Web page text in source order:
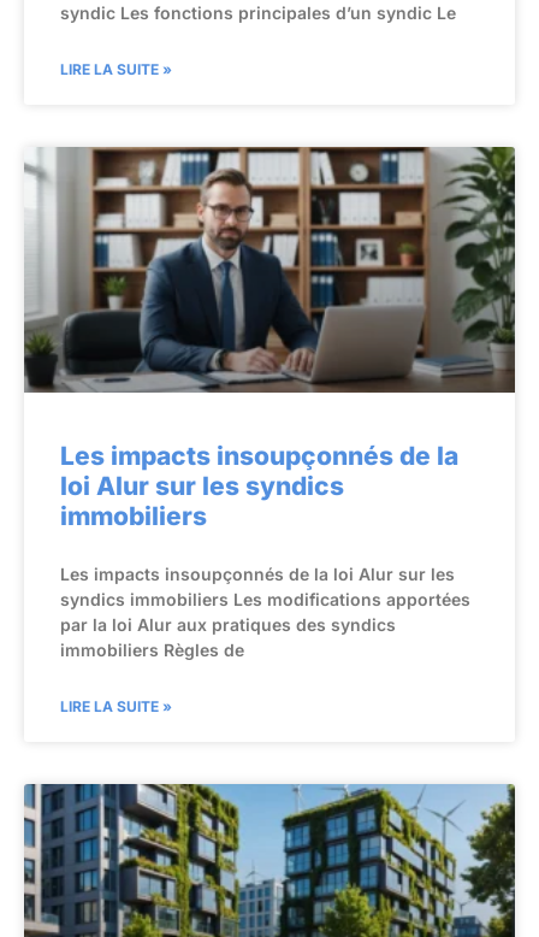
syndic Les fonctions principales d’un syndic Le
LIRE LA SUITE »
Les impacts insoupçonnés de la
loi Alur sur les syndics
immobiliers
Les impacts insoupçonnés de la loi Alur sur les
syndics immobiliers Les modifications apportées
par la loi Alur aux pratiques des syndics
immobiliers Règles de
LIRE LA SUITE »